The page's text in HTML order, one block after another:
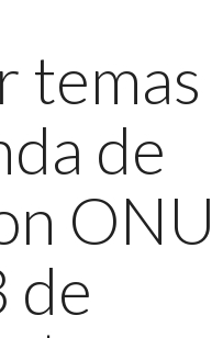
temas
de
ONU
de